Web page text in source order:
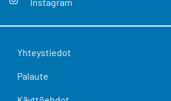
Yhteystiedot
Palaute